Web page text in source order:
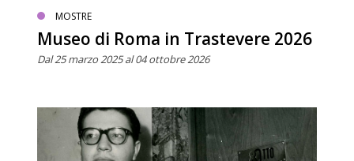
MOSTRE
Museo di Roma in Trastevere 2026
Dal 25 marzo 2025 al 04 ottobre 2026